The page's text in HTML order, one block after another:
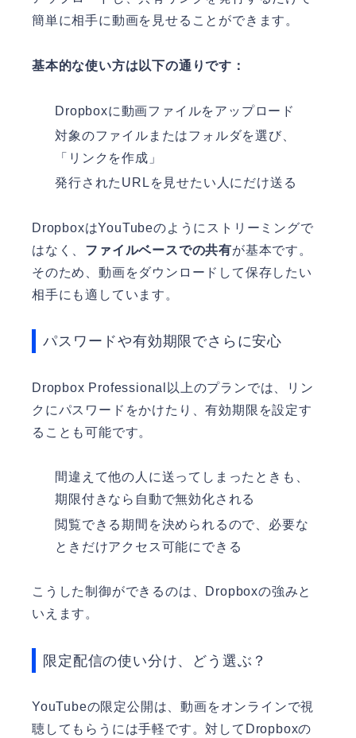
簡単に相手に動画を見せることができます。
基本的な使い方は以下の通りです：
Dropboxに動画ファイルをアップロード
対象のファイルまたはフォルダを選び、
「リンクを作成」
発行されたURLを見せたい人にだけ送る
DropboxはYouTubeのようにストリーミングで
はなく、 ファイルベースでの共有が基本です。
そのため、動画をダウンロードして保存したい
相手にも適しています。
パスワードや有効期限でさらに安心
Dropbox Professional以上のプランでは、リン
クにパスワードをかけたり、有効期限を設定す
ることも可能です。
間違えて他の人に送ってしまったときも、
期限付きなら自動で無効化される
閲覧できる期間を決められるので、必要な
ときだけアクセス可能にできる
こうした制御ができるのは、Dropboxの強みと
いえます。
限定配信の使い分け、どう選ぶ？
YouTubeの限定公開は、動画をオンラインで視
聴してもらうには手軽です。対してDropboxの